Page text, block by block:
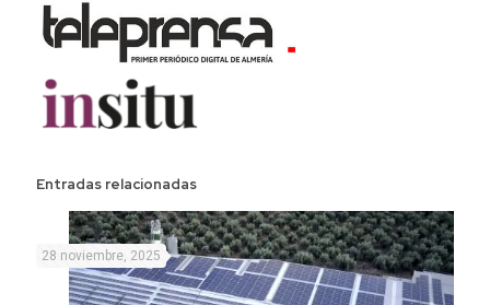
Entradas relacionadas
28 noviembre, 2025